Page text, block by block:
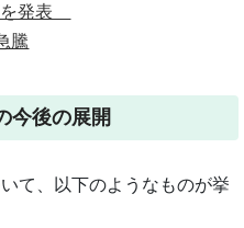
を発表
騰
今後の展開
て、以下のようなものが挙